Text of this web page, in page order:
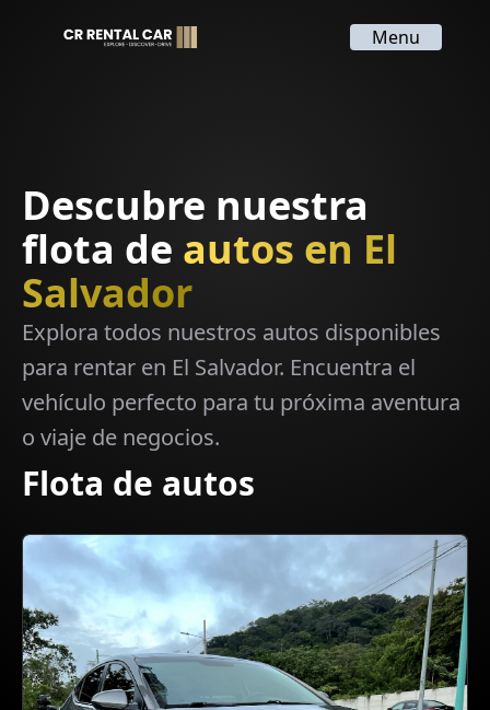
Menu
Descubre nuestra
flota de autos en El
Salvador
Explora todos nuestros autos disponibles
para rentar en El Salvador. Encuentra el
vehículo perfecto para tu próxima aventura
o viaje de negocios.
Flota de autos